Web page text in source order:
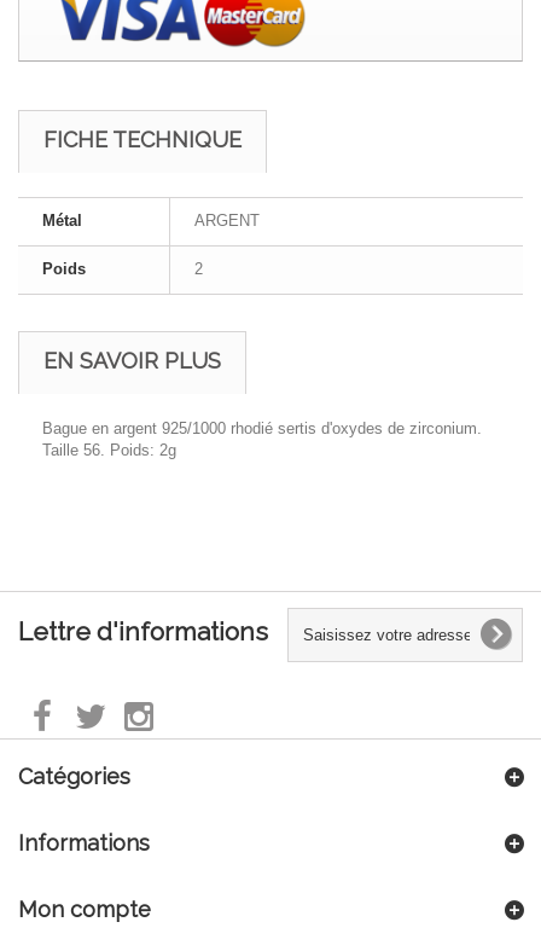
FICHE TECHNIQUE
Métal ARGENT
Poids 2
EN SAVOIR PLUS
Bague en argent 925/1000 rhodié sertis d'oxydes de zirconium.
Taille 56. Poids: 2g
Lettre d'informations
Catégories
Informations
Mon compte